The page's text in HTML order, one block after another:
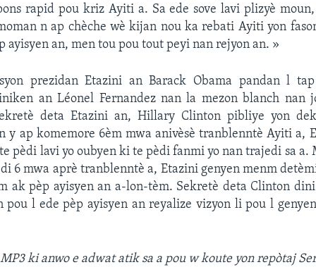
rapid pou kriz Ayiti a. Sa ede sove lavi plizyè
n ap chèche wè kijan nou ka rebati Ayiti yon
ayisyen an, men tou pou tout peyi nan rejyon an. »
prezidan Etazini an Barack Obama pandan l
an Léonel Fernandez nan la mezon blanch nan
deta Etazini an, Hillary Clinton pibliye yon
y ap komemore 6èm mwa anivèsè tranblenntè Ayiti a,
pèdi lavi yo oubyen ki te pèdi fanmi yo nan trajedi sa a.
6 mwa aprè tranblenntè a, Etazini genyen menm
ak pèp ayisyen an a-lon-tèm. Sekretè deta Clinton
pou l ede pèp ayisyen an reyalize vizyon li pou l
ki anwo e adwat atik sa a pou w koute yon repòtaj